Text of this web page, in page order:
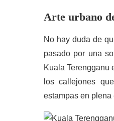
Arte urbano
No hay duda de
pasado por una
Kuala Terengganu
los callejones
estampas en plena